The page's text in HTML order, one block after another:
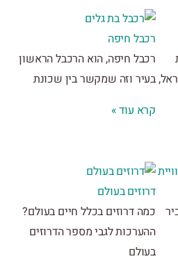
רכבל חיפה
רכבל חיפה, הוא הרכבל הראשון
בעיר וזה שמקשר בין שכונת
קרא עוד »
דרוזים בעולם
כמה דרוזים בכלל חיים בעולם?
ההערכות לגבי מספר הדרוזים
בעולם